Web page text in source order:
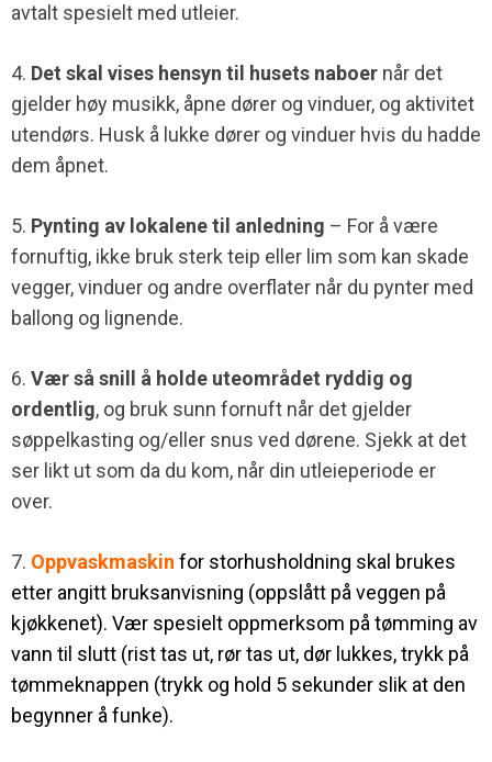
avtalt spesielt med utleier.
4. Det skal vises hensyn til husets naboer når det
gjelder høy musikk, åpne dører og vinduer, og aktivitet
utendørs. Husk å lukke dører og vinduer hvis du hadde
dem åpnet.
5. Pynting av lokalene til anledning – For å være
fornuftig, ikke bruk sterk teip eller lim som kan skade
vegger, vinduer og andre overflater når du pynter med
ballong og lignende.
6. Vær så snill å holde uteområdet ryddig og
ordentlig, og bruk sunn fornuft når det gjelder
søppelkasting og/eller snus ved dørene. Sjekk at det
ser likt ut som da du kom, når din utleieperiode er
over.
7. Oppvaskmaskin for storhusholdning skal brukes
etter angitt bruksanvisning (oppslått på veggen på
kjøkkenet). Vær spesielt oppmerksom på tømming av
vann til slutt (rist tas ut, rør tas ut, dør lukkes, trykk på
tømmeknappen (trykk og hold 5 sekunder slik at den
begynner å funke).